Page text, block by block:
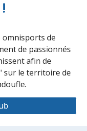
omnisports de
de passionnés
afin de
sur le territoire de